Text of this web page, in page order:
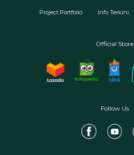
Project Portfolio Info Terkini
Official Store
Follow Us